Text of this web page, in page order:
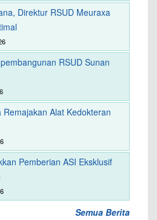
Direktur RSUD Meuraxa
RSUD Sunan
Remajakan Alat Kedokteran
Pemberian ASI Eksklusif
Semua Berita